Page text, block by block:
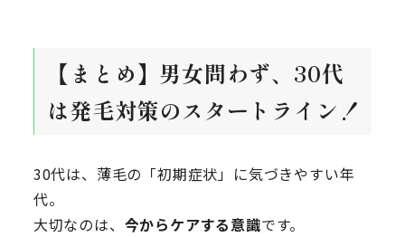
【まとめ】男女問わず、30代
は発毛対策のスタートライン！
30代は、薄毛の「初期症状」に気づきやすい年
代。
大切なのは、 今からケアする意識です。